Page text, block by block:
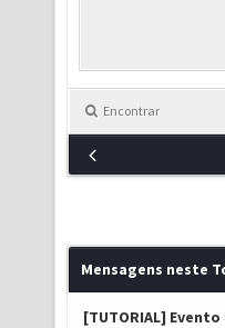
Encontrar
Mensagens neste
[TUTORIAL]